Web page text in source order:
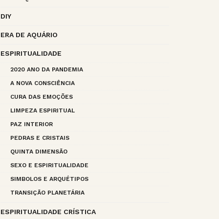
DIY
ERA DE AQUÁRIO
ESPIRITUALIDADE
2020 ANO DA PANDEMIA
A NOVA CONSCIÊNCIA
CURA DAS EMOÇÕES
LIMPEZA ESPIRITUAL
PAZ INTERIOR
PEDRAS E CRISTAIS
QUINTA DIMENSÃO
SEXO E ESPIRITUALIDADE
SIMBOLOS E ARQUÉTIPOS
TRANSIÇÃO PLANETÁRIA
ESPIRITUALIDADE CRÍSTICA